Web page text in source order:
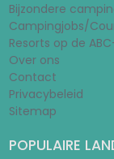
Bijzondere
Campingjobs/
Resorts op de
Over ons
Contact
Privacybeleid
Sitemap
POPULAIRE